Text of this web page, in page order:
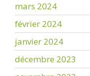
mars 2024
février 2024
janvier 2024
décembre 2023